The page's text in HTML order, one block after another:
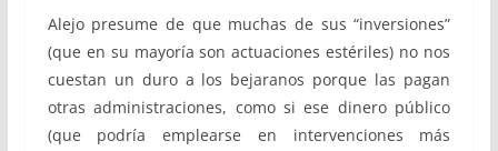
Alejo presume de que muchas de sus “inversiones”
(que en su mayoría son actuaciones estériles) no nos
cuestan un duro a los bejaranos porque las pagan
otras administraciones, como si ese dinero público
(que podría emplearse en intervenciones más